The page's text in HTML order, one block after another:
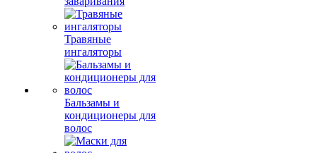
Травяные
ингаляторы
Бальзамы и
кондиционеры для
волос